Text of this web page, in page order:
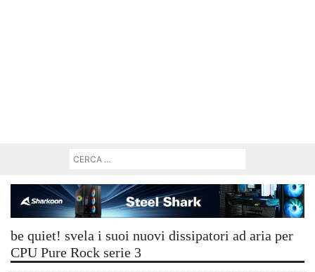
be quiet! svela i suoi nuovi dissipatori ad aria per
CPU Pure Rock serie 3